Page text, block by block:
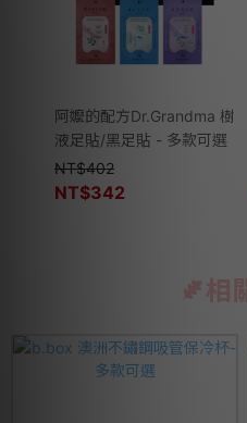
阿嬤的配方Dr.Grandma 樹
液足貼/黑足貼 - 多款可選
NT$402
NT$342
相